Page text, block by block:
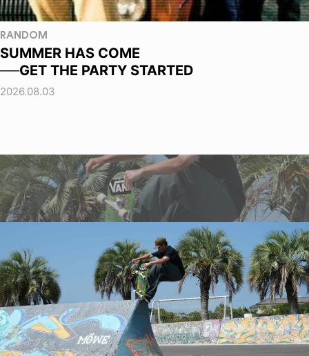
RANDOM
SUMMER HAS COME
──GET THE PARTY STARTED
2026.08.03